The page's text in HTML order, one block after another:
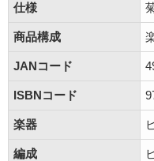
仕様
商品構成
JANコード
ISBNコード
楽器
編成